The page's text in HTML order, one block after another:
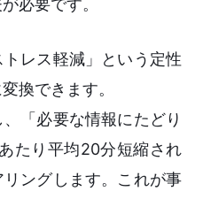
必要です。
レス軽減」という定性
換できます。
「必要な情報にたどり
たり平均20分短縮され
ングします。これが事